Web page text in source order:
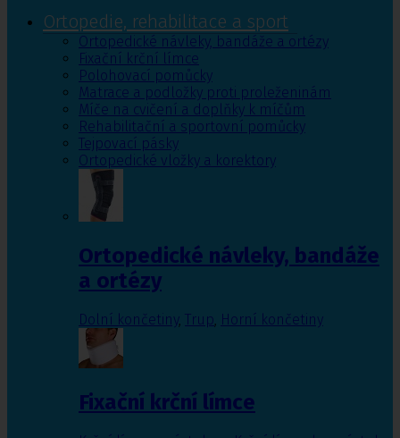
Ortopedie, rehabilitace a sport
Ortopedické návleky, bandáže a ortézy
Fixační krční límce
Polohovací pomůcky
Matrace a podložky proti proleženinám
Míče na cvičení a doplňky k míčům
Rehabilitační a sportovní pomůcky
Tejpovací pásky
Ortopedické vložky a korektory
Ortopedické návleky, bandáže
a ortézy
Dolní končetiny, Trup, Horní končetiny
Fixační krční límce